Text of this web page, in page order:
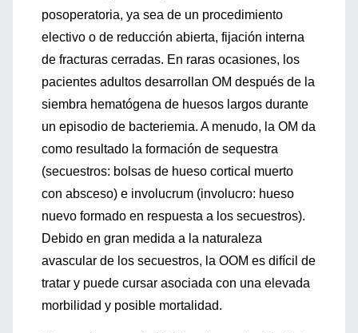
posoperatoria, ya sea de un procedimiento
electivo o de reducción abierta, fijación interna
de fracturas cerradas. En raras ocasiones, los
pacientes adultos desarrollan OM después de la
siembra hematógena de huesos largos durante
un episodio de bacteriemia. A menudo, la OM da
como resultado la formación de sequestra
(secuestros: bolsas de hueso cortical muerto
con absceso) e involucrum (involucro: hueso
nuevo formado en respuesta a los secuestros).
Debido en gran medida a la naturaleza
avascular de los secuestros, la OOM es difícil de
tratar y puede cursar asociada con una elevada
morbilidad y posible mortalidad.